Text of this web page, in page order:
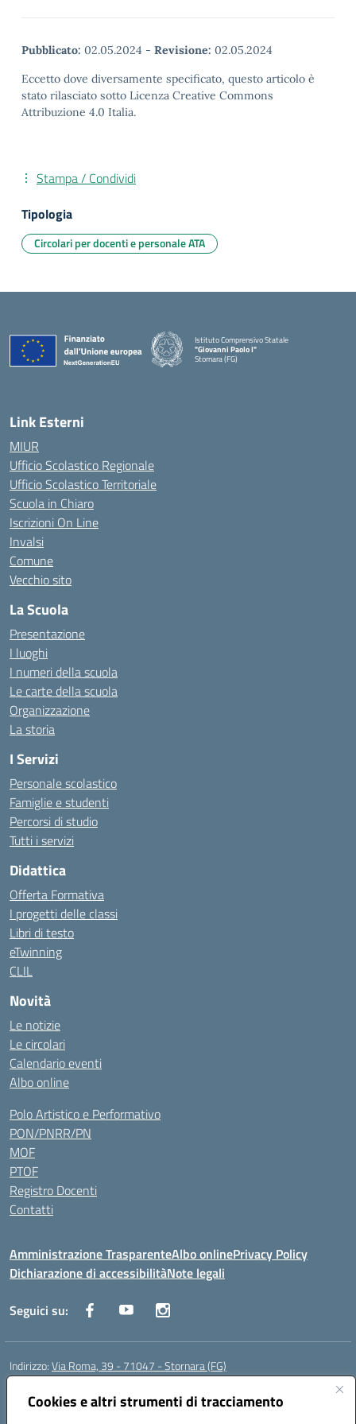
Cookies e altri strumenti di tracciamento
Pubblicato: 02.05.2024 - Revisione: 02.05.2024
Eccetto dove diversamente specificato, questo articolo è
stato rilasciato sotto Licenza Creative Commons
Attribuzione 4.0 Italia.
Stampa / Condividi
Tipologia
Circolari per docenti e personale ATA
Istituto Comprensivo Statale
"Giovanni Paolo I"
Stornara (FG)
Link Esterni
MIUR
Ufficio Scolastico Regionale
Ufficio Scolastico Territoriale
Scuola in Chiaro
Iscrizioni On Line
Invalsi
Comune
Vecchio sito
La Scuola
Presentazione
I luoghi
I numeri della scuola
Le carte della scuola
Organizzazione
La storia
I Servizi
Personale scolastico
Famiglie e studenti
Percorsi di studio
Tutti i servizi
Didattica
Offerta Formativa
I progetti delle classi
Libri di testo
eTwinning
CLIL
Novità
Le notizie
Le circolari
Calendario eventi
Albo online
Polo Artistico e Performativo
PON/PNRR/PN
MOF
PTOF
Registro Docenti
Contatti
Amministrazione TrasparenteAlbo onlinePrivacy Policy
Dichiarazione di accessibilitàNote legali
Seguici su:
Indirizzo:Via Roma, 39 - 71047 - Stornara (FG)
Centralino:
Posta elettronica certificata (PEC):FGIC83700P@pec.istruzione.it